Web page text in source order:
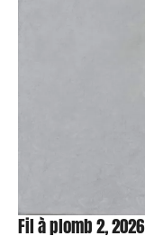
Fil à plomb 2, 2026